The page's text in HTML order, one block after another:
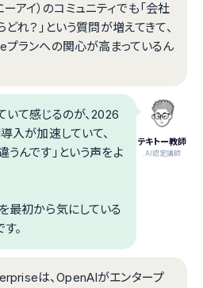
ーアイ）のコミュニティでも「会社
れ？」という質問が増えてきて、
ランへの関心が高まっているん
テキトー教師
.AI認定講師
いて感じるのが、2026
入が加速していて、
うんです」という声をよ
最初から気にしている
。
は、OpenAIがエンタープ